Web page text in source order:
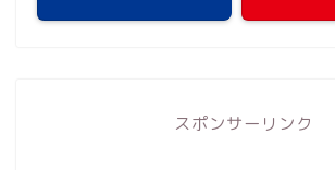
スポンサーリンク